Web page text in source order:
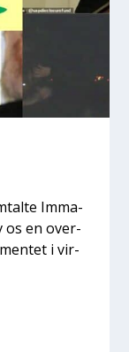
Imma­
os en over­
i vir­